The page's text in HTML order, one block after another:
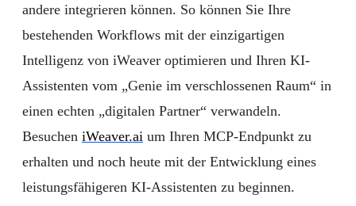
andere integrieren können. So können Sie Ihre
bestehenden Workflows mit der einzigartigen
Intelligenz von iWeaver optimieren und Ihren KI-
Assistenten vom „Genie im verschlossenen Raum“ in
einen echten „digitalen Partner“ verwandeln.
Besuchen iWeaver.ai um Ihren MCP-Endpunkt zu
erhalten und noch heute mit der Entwicklung eines
leistungsfähigeren KI-Assistenten zu beginnen.